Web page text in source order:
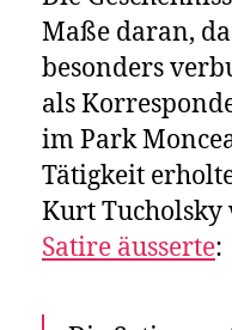
Maße daran,
besonders
als
im Park
Tätigkeit
Kurt Tucholsky
Satire äusserte: